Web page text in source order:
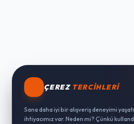
ÇEREZ TERCIHLERI
Sana daha iyi bir alışveriş deneyimi
ihtiyacımız var. Neden mi? Çünkü